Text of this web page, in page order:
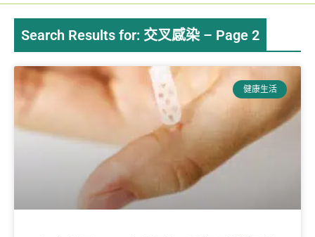
Search Results for: 交叉感染 – Page 2
健康生活
PagePagePagePage Page